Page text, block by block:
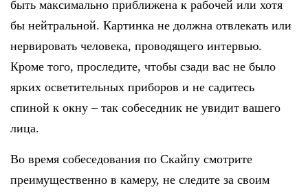
быть максимально приближена к рабочей или хотя
бы нейтральной. Картинка не должна отвлекать или
нервировать человека, проводящего интервью.
Кроме того, проследите, чтобы сзади вас не было
ярких осветительных приборов и не садитесь
спиной к окну – так собеседник не увидит вашего
лица.
Во время собеседования по Скайпу смотрите
преимущественно в камеру, не следите за своим